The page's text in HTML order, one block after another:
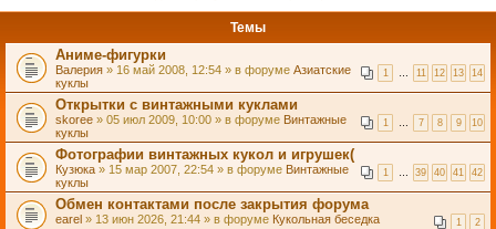
Темы
Аниме-фигурки
1 11 12 13 14
Валерия » 16 май 2008, 12:54 » в форуме Азиатские
куклы
Открытки с винтажными куклами
1 7 8 9 10
skoree » 05 июл 2009, 10:00 » в форуме Винтажные
куклы
Фотографии винтажных кукол и игрушек(
1 39 40 41 42
Кузюка » 15 мар 2007, 22:54 » в форуме Винтажные
куклы
Обмен контактами после закрытия форума
1 2
earel » 13 июн 2026, 21:44 » в форуме Кукольная беседка